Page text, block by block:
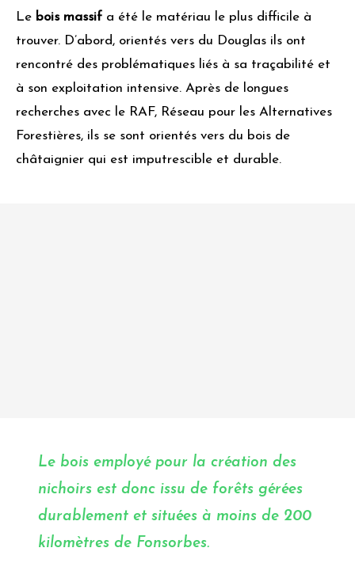
Le bois massif a été le matériau le plus difficile à
trouver. D’abord, orientés vers du Douglas ils ont
rencontré des problématiques liés à sa traçabilité et
à son exploitation intensive. Après de longues
recherches avec le RAF, Réseau pour les Alternatives
Forestières, ils se sont orientés vers du bois de
châtaignier qui est imputrescible et durable.
Le bois employé pour la création des
nichoirs est donc issu de forêts gérées
durablement et situées à moins de 200
kilomètres de Fonsorbes.